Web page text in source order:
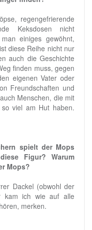
regengefrierende
Keksdosen nicht
einiges gewöhnt,
diese Reihe nicht nur
auch die Geschichte
finden muss, gegen
eigenen Vater oder
Freundschaften und
Menschen, die mit
viel am Hut haben.
spielt der Mops
Figur? Warum
Mops?
Dackel (obwohl der
kam ich wie auf alle
merken.